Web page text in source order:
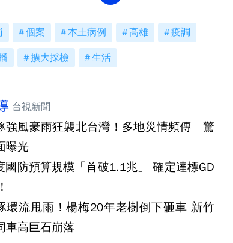
個案 本土病例 高雄 疫調
擴大採檢 生活
台視新聞
強風豪雨狂襲北台灣！多地災情頻傳 驚
曝光
國防預算規模「首破1.1兆」 確定達標GD
環流甩雨！楊梅20年老樹倒下砸車 新竹
車高巨石崩落